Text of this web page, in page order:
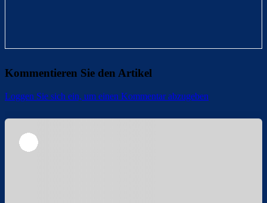
Kommentieren Sie den Artikel
Loggen Sie sich ein, um einen Kommentar abzugeben